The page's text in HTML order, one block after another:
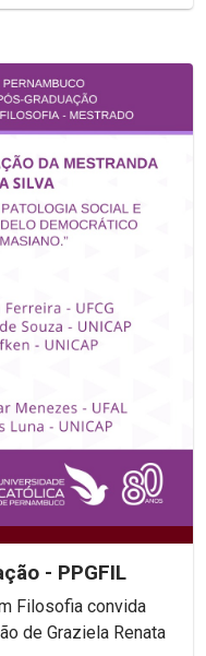
- PPGFIL
Filosofia convida
de Graziela Renata